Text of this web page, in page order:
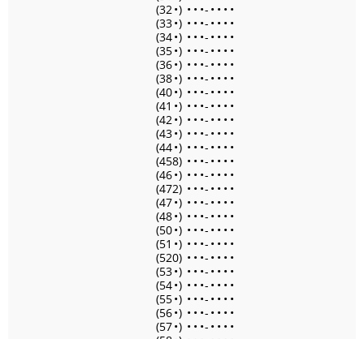
(32•) • • •- • • • •
(33•) • • •- • • • •
(34•) • • •- • • • •
(35•) • • •- • • • •
(36•) • • •- • • • •
(38•) • • •- • • • •
(40•) • • •- • • • •
(41 •) • • •- • • • •
(42•) • • •- • • • •
(43•) • • •- • • • •
(44•) • • •- • • • •
(458) • • •- • • • •
(46•) • • •- • • • •
(472) • • •- • • • •
(47•) • • •- • • • •
(48•) • • •- • • • •
(50•) • • •- • • • •
(51 •) • • •- • • • •
(520) • • •- • • • •
(53•) • • •- • • • •
(54•) • • •- • • • •
(55•) • • •- • • • •
(56•) • • •- • • • •
(57•) • • •- • • • •